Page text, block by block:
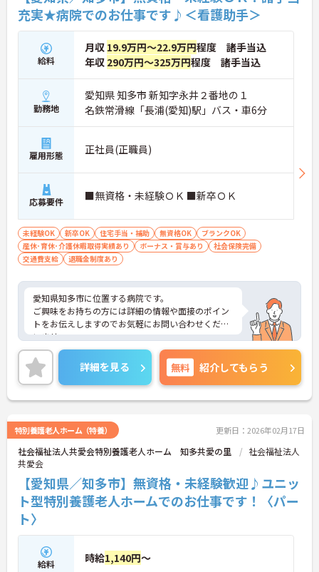
充実★病院でのお仕事です♪＜看護助手＞
給料
月収 19.9万円～22.9万円程度 諸手当込
年収 290万円～325万円程度 諸手当込
勤務地
愛知県 知多市 新知字永井２番地の１
名鉄常滑線「長浦(愛知)駅」バス・車6分
雇用形態 正社員(正職員)
応募要件 ■無資格・未経験ＯＫ ■新卒ＯＫ
未経験OK 新卒OK 住宅手当・補助 無資格OK
ブランクOK
産休･育休･介護休暇取得実績あり
ボーナス・賞与あり
社会保険完備
交通費支給
退職金制度あり
愛知県知多市に位置する病院です。
ご興味をお持ちの方には詳細の情報や面接のポイン
トをお伝えしますのでお気軽にお問い合わせくださ
いませ。
詳細を見る 無料 紹介してもらう
特別養護老人ホーム（特養） 更新日：2026年02月17日
社会福祉法人共愛会特別養護老人ホーム 知多共愛の里
社会福祉法人
共愛会
【愛知県／知多市】無資格・未経験歓迎♪ユニッ
ト型特別養護老人ホームでのお仕事です！〈パー
ト〉
給料 時給1,140円～